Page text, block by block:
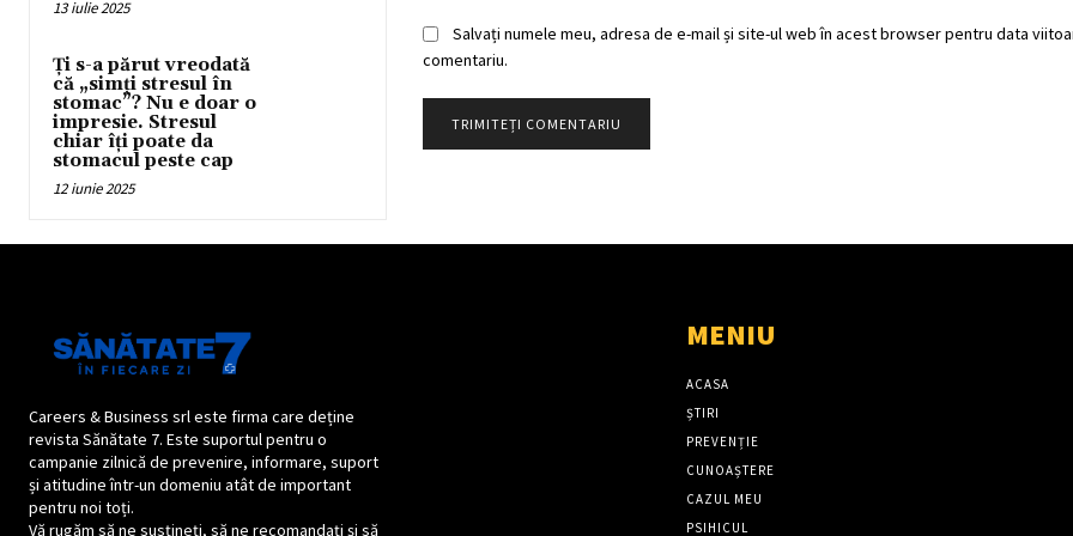
13 iulie 2025
Ți s-a părut vreodată
că „simți stresul în
stomac”? Nu e doar o
impresie. Stresul
chiar îți poate da
stomacul peste cap
12 iunie 2025
Salvați numele meu, adresa de e-mail și site-ul web în acest browser pentru data
comentariu.
Careers & Business srl este firma care deține
revista Sănătate 7. Este suportul pentru o
campanie zilnică de prevenire, informare, suport
și atitudine într-un domeniu atât de important
pentru noi toți.
Vă rugăm să ne susțineți, să ne recomandați și să
MENIU
ACASA
ȘTIRI
PREVENȚIE
CUNOAȘTERE
CAZUL MEU
PSIHICUL